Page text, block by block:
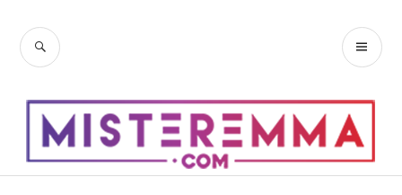
contenu
RECHERCHE